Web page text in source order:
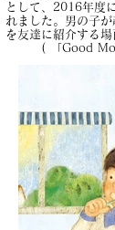
として、2016​年度
れました。男の子
を友達に紹介する場
( 「Good